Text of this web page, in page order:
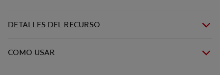
DETALLES DEL RECURSO
COMO USAR